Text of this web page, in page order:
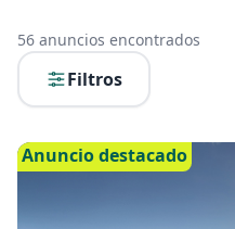
56 anuncios encontrados
Filtros
Anuncio destacado